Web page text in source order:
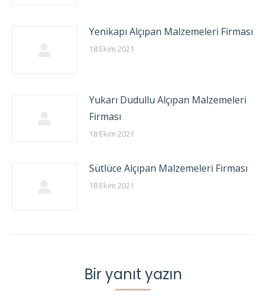
Yenikapı Alçıpan Malzemeleri Firması
18 Ekim 2021
Yukarı Dudullu Alçıpan Malzemeleri
Firması
18 Ekim 2021
Sütlüce Alçıpan Malzemeleri Firması
18 Ekim 2021
Bir yanıt yazın